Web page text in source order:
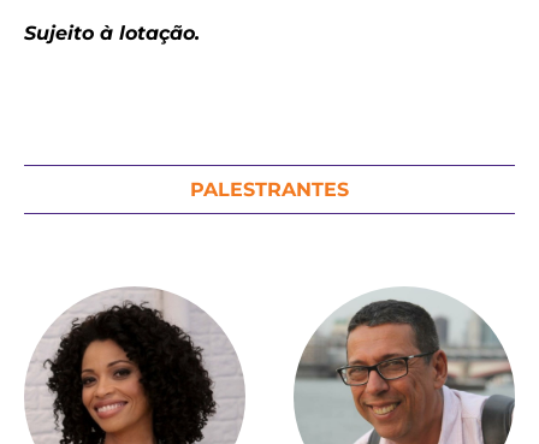
Sujeito à lotação.
PALESTRANTES